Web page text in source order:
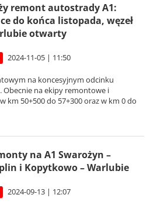
remont autostrady A1:
do końca listopada, węzeł
otwarty
2024-11-05 | 11:50
na koncesyjnym odcinku
Obecnie na ekipy remontowe i
km 50+500 do 57+300 oraz w km 0 do
na A1 Swarożyn –
i Kopytkowo – Warlubie
2024-09-13 | 12:07